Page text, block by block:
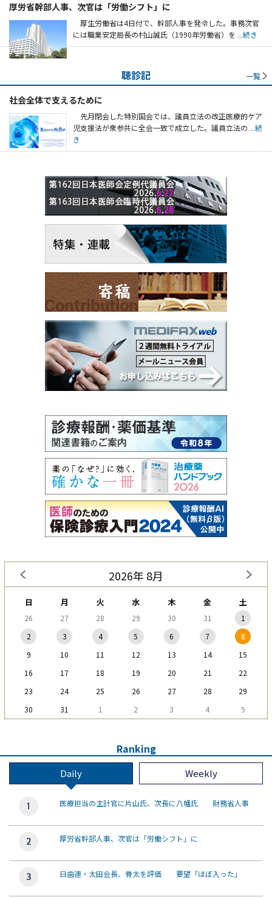
厚労省幹部人事、次官は「労働シフト」に
厚生労働省は4日付で、幹部人事を発令した。事務次官
には職業安定局長の村山誠氏（1990年労働省）を ...続き
聴診記 一覧
社会全体で支えるために
先月閉会した特別国会では、議員立法の改正医療的ケア
児支援法が衆参共に全会一致で成立した。議員立法の ...続
き
2026年 8月
日 月 火 水 木 金 土
26 27 28 29 30 31
1
2
3 4 5 6 7
8
9
10 11 12 13 14
15
16
17 18 19 20 21
22
23
24 25 26 27 28
29
30
31 1 2 3 4 5
Ranking
Daily Weekly
医療担当の主計官に片山氏、次長に八幡氏 財務省人事
厚労省幹部人事、次官は「労働シフト」に
日歯連・太田会長、骨太を評価 要望「ほぼ入った」